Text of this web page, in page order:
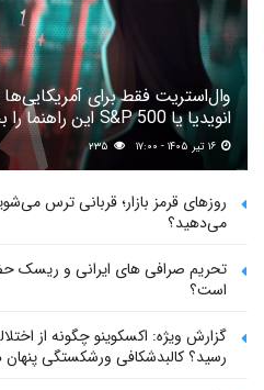
وال‌استریت فقط برای
انویدیا یا S&P 500 این راهنما را بخوانید
۲۳۵
روزهای قرمز بازار؛ قربانی ترس
می‌دهید؟
تحریم صرافی های ایرانی و ریسک
است؟
گزارش ویژه: اکسکوینو چگونه از
رسید؟ کالبدشکافی ورشکستگی پنهان